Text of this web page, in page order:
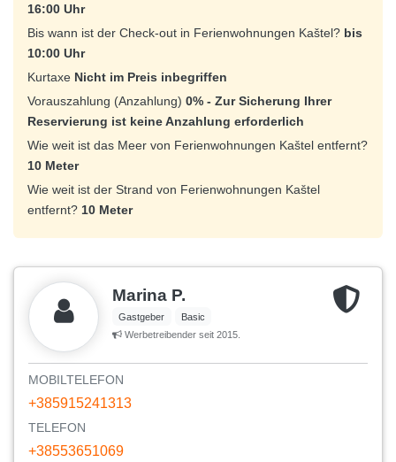
16:00 Uhr
Bis wann ist der Check-out in Ferienwohnungen Kaštel? bis
10:00 Uhr
Kurtaxe Nicht im Preis inbegriffen
Vorauszahlung (Anzahlung) 0% - Zur Sicherung Ihrer
Reservierung ist keine Anzahlung erforderlich
Wie weit ist das Meer von Ferienwohnungen Kaštel entfernt?
10 Meter
Wie weit ist der Strand von Ferienwohnungen Kaštel
entfernt? 10 Meter
Marina P.
Gastgeber
Basic
Werbetreibender seit 2015.
MOBILTELEFON
+385915241313
TELEFON
+38553651069